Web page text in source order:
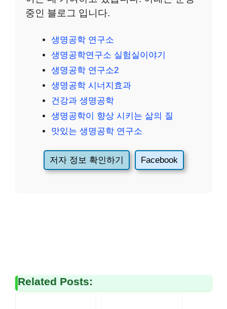
중인 블로그 입니다.
생명공학 연구소
생명공학연구소 실험실이야기
생명공학 연구소2
생명공학 시너지효과
건강과 생명공학
생명공학이 향상 시키는 삶의 질
맛있는 생명공학 연구소
저자 정보 확인하기 Facebook
Related Posts: